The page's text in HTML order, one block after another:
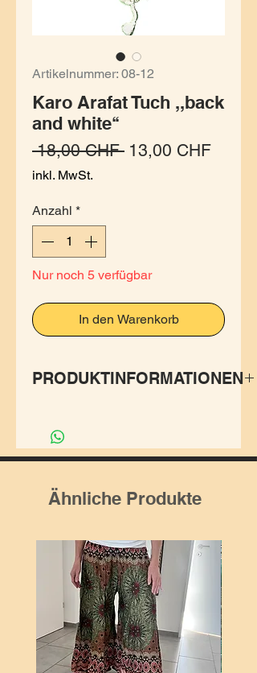
Artikelnummer: 08-12
Karo Arafat Tuch ,,back
and white‘‘
18,00 CHF Standardpreis
13,00 CHFSale-
inkl. MwSt.
Anzahl *
Nur noch 5 verfügbar
In den Warenkorb
PRODUKTINFORMATIONEN
aus weichem Baumwollstoff.
Schmeichelt den Hals sanft
Stil.
100%, 💯 aus Indien.
Ähnliche Produkte